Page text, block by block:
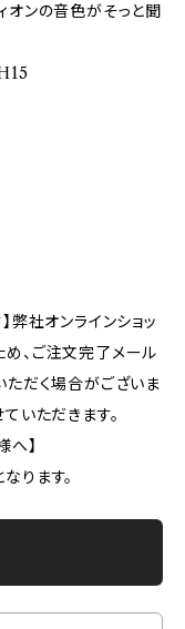
オンの音色がそっと聞
弊社オンラインショッ
、ご注文完了メール
ただく場合がございま
いただきます。
】
ります。